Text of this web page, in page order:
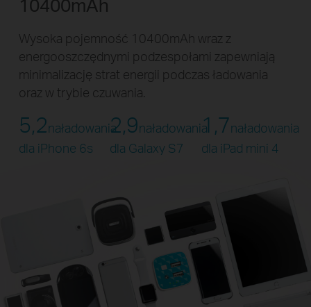
Wysoka pojemność 10400mAh wraz z
energooszczędnymi podzespołami zapewniają
minimalizację strat energii podczas ładowania
oraz w trybie czuwania.
5,2naładowania
dla iPhone 6s
2,9naładowania
dla Galaxy S7
1,7naładowania
dla iPad mini 4